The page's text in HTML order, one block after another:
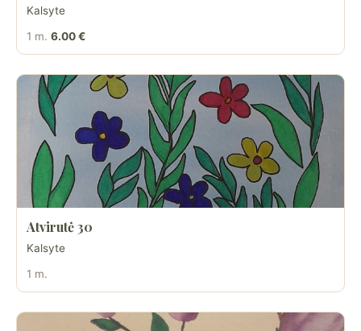
Kalsyte
1 m. 6.00 €
Atvirutė 30
Kalsyte
1 m.